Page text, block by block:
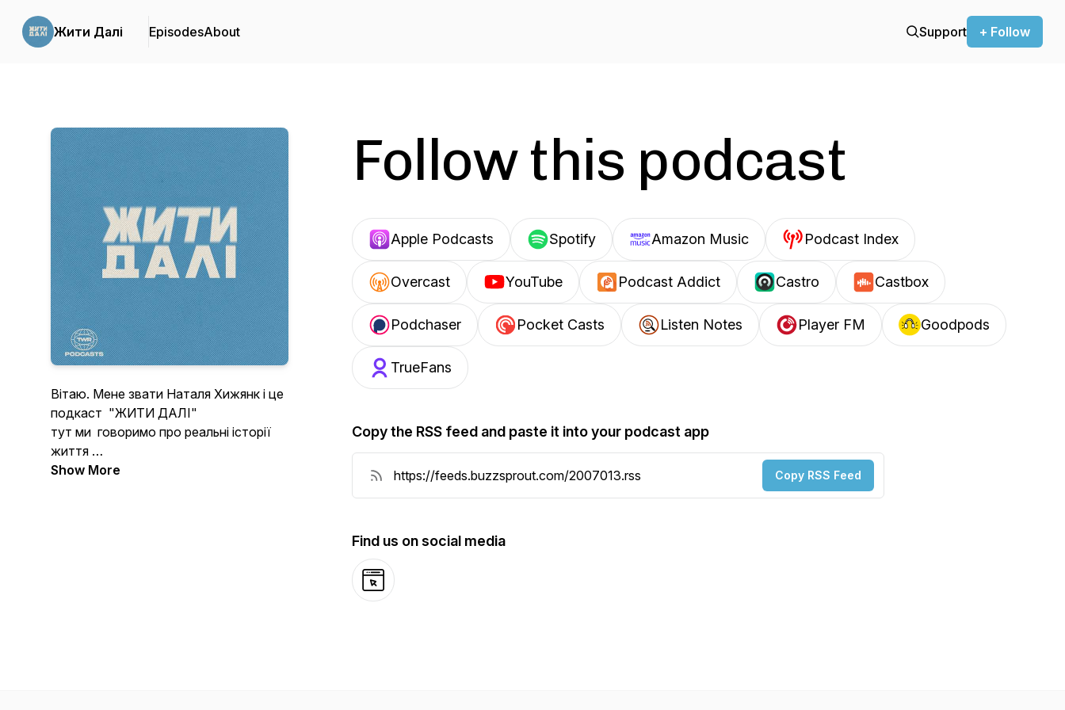
Жити Далі EpisodesAbout Support + Follow
Вітаю. Мене звати Наталя Хижянк і це
подкаст "ЖИТИ ДАЛІ"
тут ми говоримо про реальні історії
життя
де кожен гість відкриває своє серце і
Show More
Follow this podcast
Apple Podcasts Spotify Amazon Music Podcast Index
Overcast YouTube Podcast Addict Castro Castbox
Podchaser Pocket Casts Listen Notes Player FM Goodpods
TrueFans
Copy the RSS feed and paste it into your podcast app
Copy RSS Feed
Find us on social media
Website